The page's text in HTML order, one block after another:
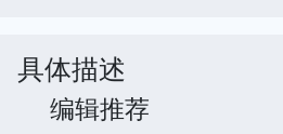
具体描述
编辑推荐